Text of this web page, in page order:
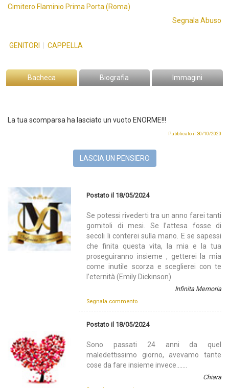
Cimitero Flaminio Prima Porta (Roma)
Segnala Abuso
GENITORI CAPPELLA
Bacheca Biografia Immagini
La tua scomparsa ha lasciato un vuoto ENORME!!!
Pubblicato il 30/10/2020
LASCIA UN PENSIERO
Postato il 18/05/2024
Se potessi rivederti tra un anno farei tanti
gomitoli di mesi. Se l’attesa fosse di
secoli li conterei sulla mano. E se sapessi
che finita questa vita, la mia e la tua
proseguiranno insieme , getterei la mia
come inutile scorza e sceglierei con te
l’eternità (Emily Dickinson)
Infinita Memoria
Segnala commento
Postato il 18/05/2024
Sono passati 24 anni da quel
maledettissimo giorno, avevamo tante
cose da fare insieme invece…….
Chiara